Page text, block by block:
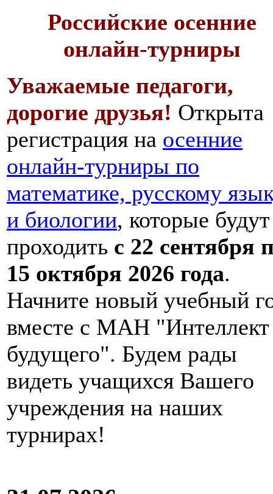
Российские осенние
онлайн-турниры
Уважаемые педагоги,
дорогие друзья! Открыта
регистрация на осенние
онлайн-турниры по
математике, русскому
и биологии, которые будут
проходить с 22 сентября
15 октября 2026 года.
Начните новый учебный
вместе с МАН "Интеллект
будущего". Будем рады
видеть учащихся Вашего
учреждения на наших
турнирах!